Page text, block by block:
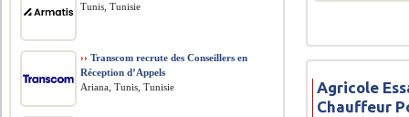
Agricole
Chauffeur
Tunis, Tunisie
›› Transcom recrute des Conseillers en
Réception d’Appels
Ariana, Tunis, Tunisie